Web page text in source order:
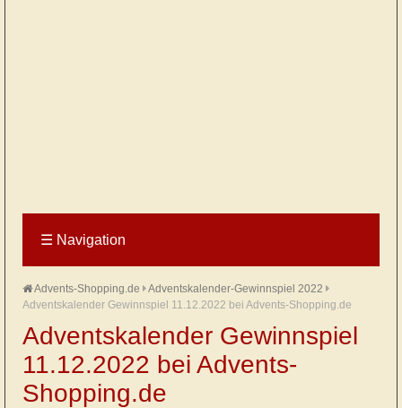
☰ Navigation
Advents-Shopping.de
Adventskalender-Gewinnspiel 2022
Adventskalender Gewinnspiel 11.12.2022 bei Advents-Shopping.de
Adventskalender Gewinnspiel
11.12.2022 bei Advents-
Shopping.de